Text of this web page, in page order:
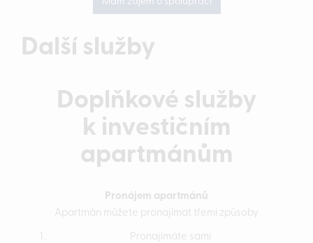
Další služby
Doplňkové služby
k investičním
apartmánům
Pronájem apartmánů
Apartmán můžete pronajímat třemi způsoby
Pronajímáte sami